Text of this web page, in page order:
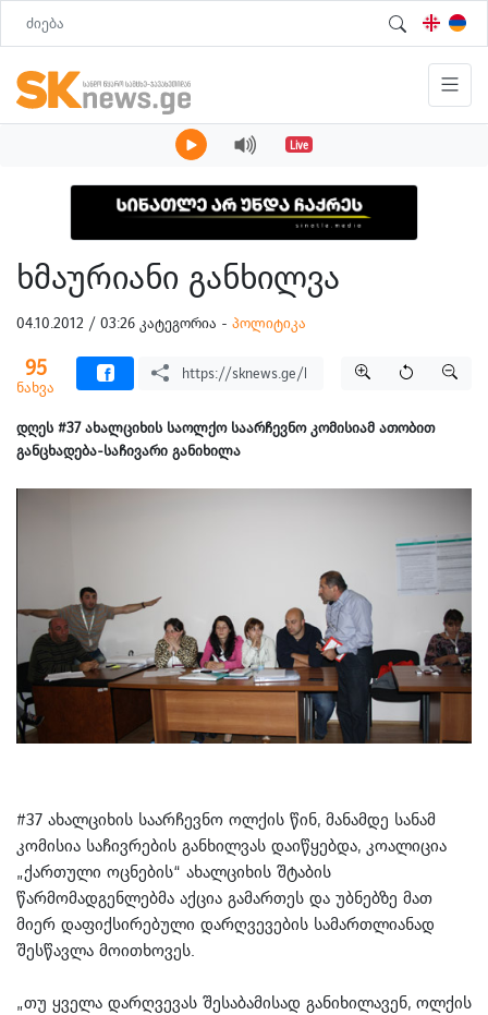
Live
ხმაურიანი განხილვა
04.10.2012 / 03:26 კატეგორია - პოლიტიკა
95
ნახვა
დღეს #37 ახალციხის საოლქო საარჩევნო კომისიამ ათობით
განცხადება-საჩივარი განიხილა
#37 ახალციხის საარჩევნო ოლქის წინ, მანამდე სანამ
კომისია საჩივრების განხილვას დაიწყებდა, კოალიცია
„ქართული ოცნების“ ახალციხის შტაბის
წარმომადგენლებმა აქცია გამართეს და უბნებზე მათ
მიერ დაფიქსირებული დარღვევების სამართლიანად
შესწავლა მოითხოვეს.
„თუ ყველა დარღვევას შესაბამისად განიხილავენ, ოლქის